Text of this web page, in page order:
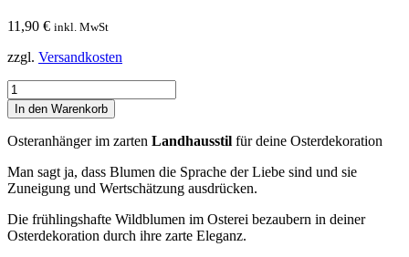
11,90 € inkl. MwSt
zzgl. Versandkosten
Osteranhänger
Wildblumen
im
Osterei:
und
Geschenkanhänger
In den Warenkorb
Osteranhänger im zarten Landhausstil für deine Osterdekoration
Man sagt ja, dass Blumen die Sprache der Liebe sind und sie
Zuneigung und Wertschätzung ausdrücken.
Die frühlingshafte Wildblumen im Osterei bezaubern in deiner
Osterdekoration durch ihre zarte Eleganz.